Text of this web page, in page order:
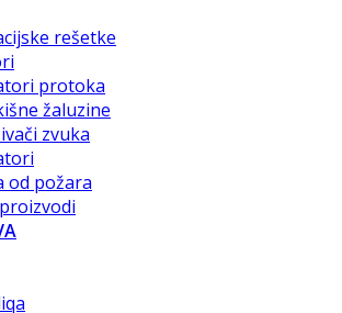
rešetke
protoka
žaluzine
zvuka
od požara